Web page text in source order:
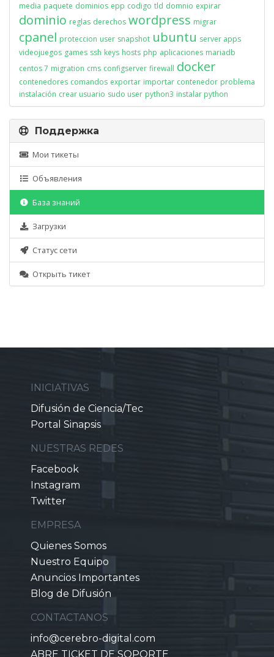
media paquete dominios epp codigo tld domnio expirar
dominio reglas derechos wordpress migrar
cpanel proteccion user snapshot ubuntu server apps
videojuegos games ssh keys hosts php aplicaciones mariadb
centos 7 migration cms configserver firewall docker
contenedores comandos exportar importar contenedor problema
instalación crear usuario sudo user python3 instalar python
Поддержка
Мои тикеты
Объявления
База знаний
Загрузки
Статус сети
Открыть тикет
INICIATIVAS
Difusión de Ciencia/Tec
Portal Sinapsis
NUESTRAS REDES
Facebook
Instagram
Twitter
EMPRESA
Quienes Somos
Nuestro Equipo
Anuncios Importantes
Blog de Difusión
CONTACTANOS
info@cerebro-digital.com
ABRE TICKET DE SOPORTE